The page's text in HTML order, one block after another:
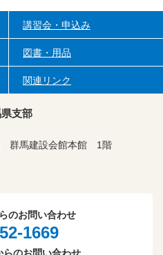
講習会・申込み
図書・用品
関連リンク
支部
群馬建設会館本館 1階
のお問い合わせ
1669